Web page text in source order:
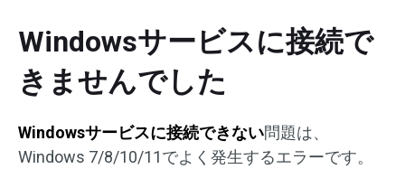
Windowsサービスに接続で
きませんでした
Windowsサービスに接続できない問題は、
Windows 7/8/10/11でよく発生するエラーです。